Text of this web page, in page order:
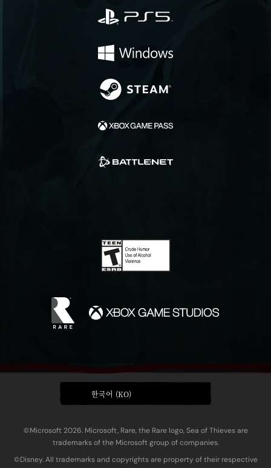
한국어 (KO)
©Microsoft 2026. Microsoft, Rare, the Rare logo, Sea of Thieves are
trademarks of the Microsoft group of companies.
©Disney. All trademarks and copyrights are property of their respective